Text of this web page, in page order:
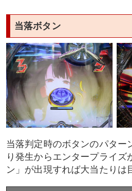
当落ボタン
当落判定時のボタンのパター
り発生からエンタープライズ
ン」が出現すれば大当たりは